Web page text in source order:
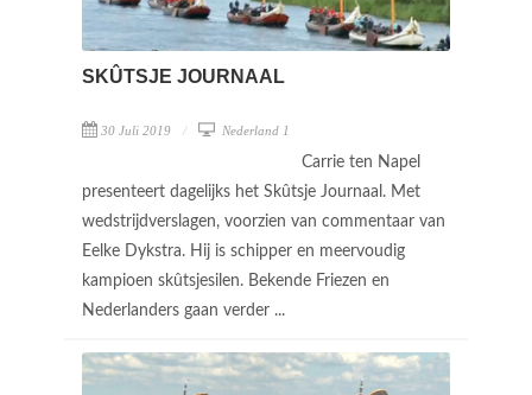
SKÛTSJE JOURNAAL
30 Juli 2019 Nederland 1
Carrie ten Napel
presenteert dagelijks het Skûtsje Journaal. Met
wedstrijdverslagen, voorzien van commentaar van
Eelke Dykstra. Hij is schipper en meervoudig
kampioen skûtsjesilen. Bekende Friezen en
Nederlanders gaan verder ...